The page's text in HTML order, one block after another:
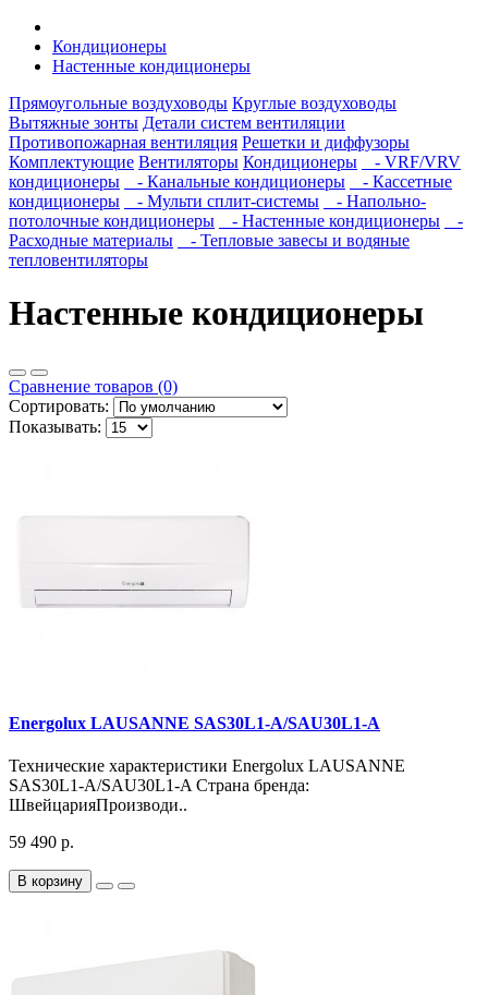
Кондиционеры
Настенные кондиционеры
Прямоугольные воздуховоды Круглые воздуховоды
Вытяжные зонты Детали систем вентиляции
Противопожарная вентиляция Решетки и диффузоры
Комплектующие Вентиляторы Кондиционеры
- VRF/VRV
кондиционеры
- Канальные кондиционеры
- Кассетные
кондиционеры
- Мульти сплит-системы
- Напольно-
потолочные кондиционеры
- Настенные кондиционеры
-
Расходные материалы
- Тепловые завесы и водяные
тепловентиляторы
Настенные кондиционеры
Сравнение товаров (0)
Сортировать:
Показывать:
Energolux LAUSANNE SAS30L1-A/SAU30L1-A
Технические характеристики Energolux LAUSANNE
SAS30L1-A/SAU30L1-A Страна бренда:
ШвейцарияПроизводи..
59 490 р.
В корзину